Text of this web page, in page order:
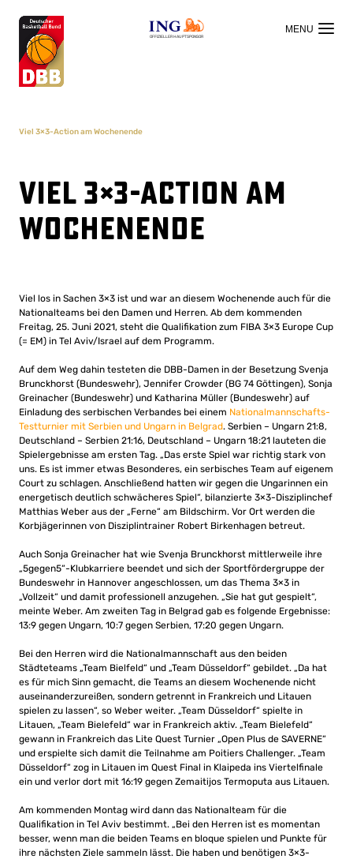
OFFIZIELLER HAUPTSPONSOR
Viel 3×3-Action am Wochenende
Viel 3×3-Action am
Wochenende
Viel los in Sachen 3×3 ist und war an diesem Wochenende auch für die
Nationalteams bei den Damen und Herren. Ab dem kommenden
Freitag, 25. Juni 2021, steht die Qualifikation zum FIBA 3×3 Europe Cup
(= EM) in Tel Aviv/Israel auf dem Programm.
Auf dem Weg dahin testeten die DBB-Damen in der Besetzung Svenja
Brunckhorst (Bundeswehr), Jennifer Crowder (BG 74 Göttingen), Sonja
Greinacher (Bundeswehr) und Katharina Müller (Bundeswehr) auf
Einladung des serbischen Verbandes bei einem Nationalmannschafts-
Testturnier mit Serbien und Ungarn in Belgrad. Serbien – Ungarn 21:8,
Deutschland – Serbien 21:16, Deutschland – Ungarn 18:21 lauteten die
Spielergebnisse am ersten Tag. „Das erste Spiel war richtig stark von
uns. Es ist immer etwas Besonderes, ein serbisches Team auf eigenem
Court zu schlagen. Anschließend hatten wir gegen die Ungarinnen ein
energetisch deutlich schwächeres Spiel“, bilanzierte 3×3-Disziplinchef
Matthias Weber aus der „Ferne“ am Bildschirm. Vor Ort werden die
Korbjägerinnen von Disziplintrainer Robert Birkenhagen betreut.
Auch Sonja Greinacher hat wie Svenja Brunckhorst mittlerweile ihre
„5gegen5“-Klubkarriere beendet und sich der Sportfördergruppe der
Bundeswehr in Hannover angeschlossen, um das Thema 3×3 in
„Vollzeit“ und damit professionell anzugehen. „Sie hat gut gespielt“,
meinte Weber. Am zweiten Tag in Belgrad gab es folgende Ergebnisse:
13:9 gegen Ungarn, 10:7 gegen Serbien, 17:20 gegen Ungarn.
Bei den Herren wird die Nationalmannschaft aus den beiden
Städteteams „Team Bielfeld“ und „Team Düsseldorf“ gebildet. „Da hat
es für mich Sinn gemacht, die Teams an diesem Wochenende nicht
auseinanderzureißen, sondern getrennt in Frankreich und Litauen
spielen zu lassen“, so Weber weiter. „Team Düsseldorf“ spielte in
Litauen, „Team Bielefeld“ war in Frankreich aktiv. „Team Bielefeld“
gewann in Frankreich das Lite Quest Turnier „Open Plus de SAVERNE“
und erspielte sich damit die Teilnahme am Poitiers Challenger. „Team
Düsseldorf“ zog in Litauen im Quest Final in Klaipeda ins Viertelfinale
ein und verlor dort mit 16:19 gegen Zemaitijos Termoputa aus Litauen.
Am kommenden Montag wird dann das Nationalteam für die
Qualifikation in Tel Aviv bestimmt. „Bei den Herren ist es momentan
besser, wenn man die beiden Teams en bloque spielen und Punkte für
ihre nächsten Ziele sammeln lässt. Die haben und benötigen 3×3-